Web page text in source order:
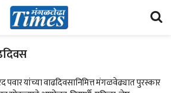
पवार यांच्या वाढदिवसानिमित्त मंगळवेढ्यात पुरस्कार